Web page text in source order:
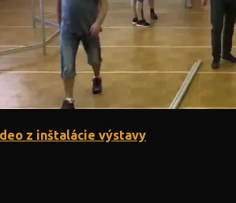
z inštalácie výstavy